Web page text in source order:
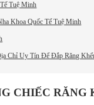
Tuệ Minh
Khoa Quốc Tế Tuệ Minh
Chỉ Uy Tín Để Đắp Răng
CHIẾC RĂNG